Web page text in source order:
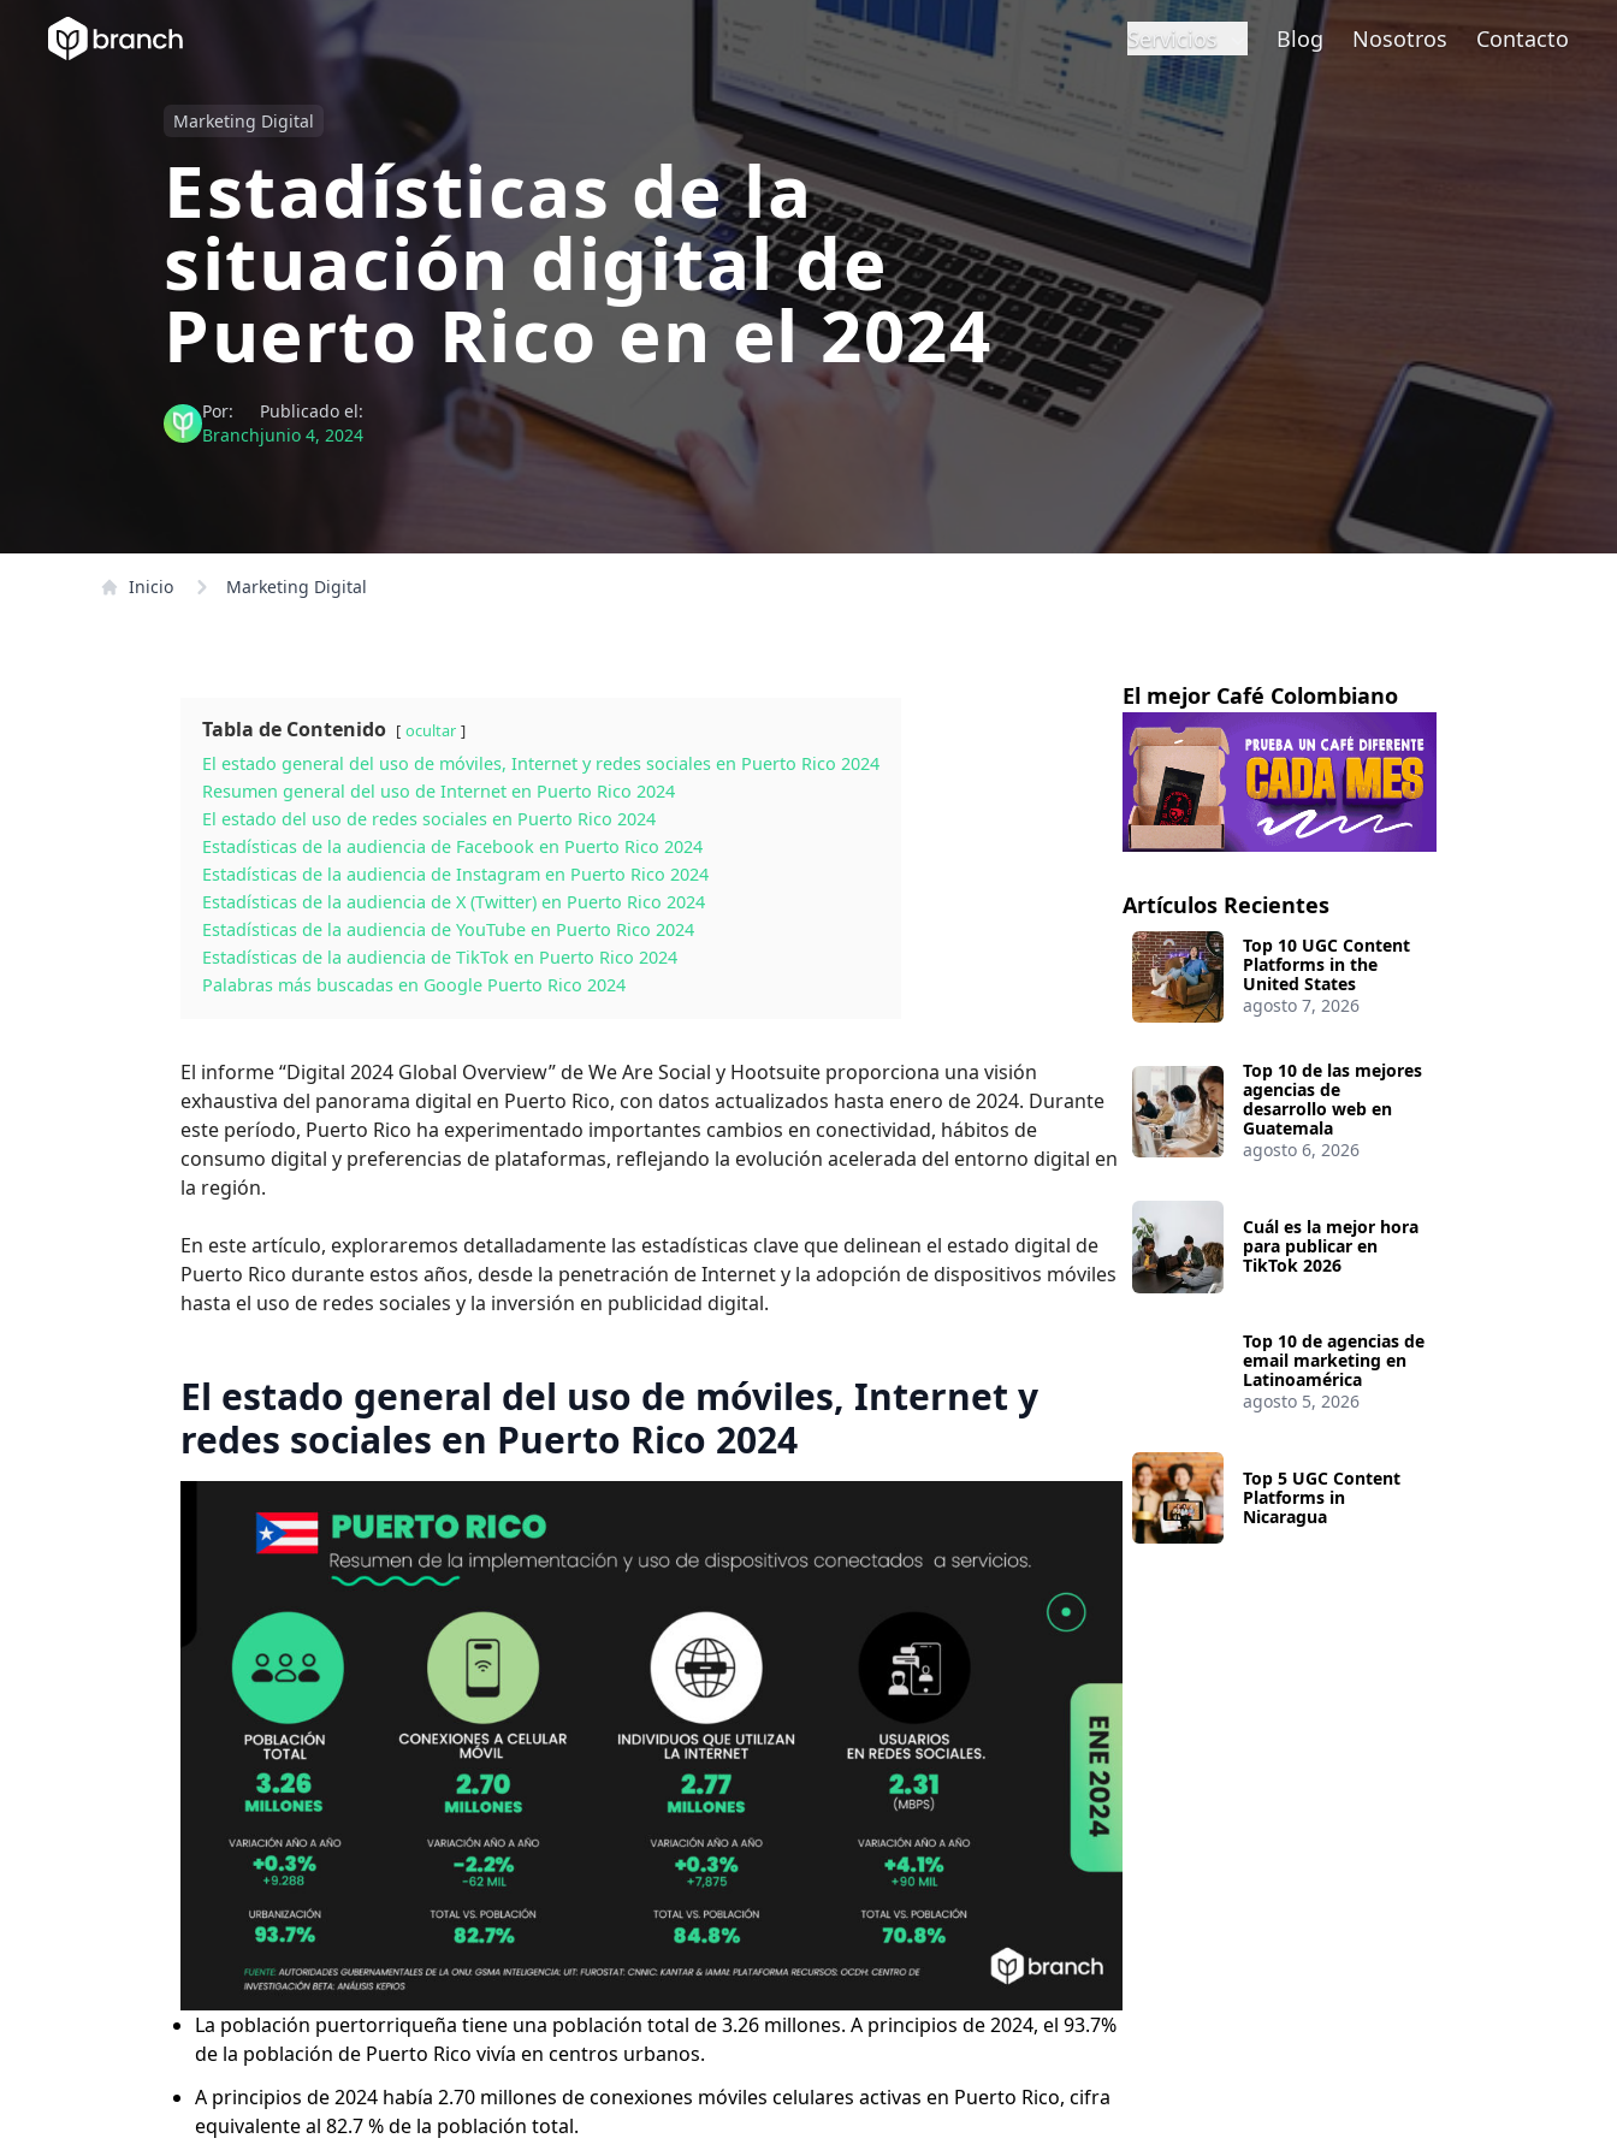
Servicios Blog Nosotros Contacto
Marketing Digital
Estadísticas de la
situación digital de
Puerto Rico en el 2024
Por:
Branch
Publicado el:
junio 4, 2024
Inicio Marketing Digital
Tabla de Contenido ocultar
El estado general del uso de móviles, Internet y redes sociales en Puerto Rico 2024
Resumen general del uso de Internet en Puerto Rico 2024
El estado del uso de redes sociales en Puerto Rico 2024
Estadísticas de la audiencia de Facebook en Puerto Rico 2024
Estadísticas de la audiencia de Instagram en Puerto Rico 2024
Estadísticas de la audiencia de X (Twitter) en Puerto Rico 2024
Estadísticas de la audiencia de YouTube en Puerto Rico 2024
Estadísticas de la audiencia de TikTok en Puerto Rico 2024
Palabras más buscadas en Google Puerto Rico 2024
El informe “Digital 2024 Global Overview” de We Are Social y Hootsuite proporciona una visión
exhaustiva del panorama digital en Puerto Rico, con datos actualizados hasta enero de 2024. Durante
este período, Puerto Rico ha experimentado importantes cambios en conectividad, hábitos de
consumo digital y preferencias de plataformas, reflejando la evolución acelerada del entorno digital en
la región.
En este artículo, exploraremos detalladamente las estadísticas clave que delinean el estado digital de
Puerto Rico durante estos años, desde la penetración de Internet y la adopción de dispositivos móviles
hasta el uso de redes sociales y la inversión en publicidad digital.
El estado general del uso de móviles, Internet y
redes sociales en Puerto Rico 2024
La población puertorriqueña tiene una población total de 3.26 millones. A principios de 2024, el 93.7%
de la población de Puerto Rico vivía en centros urbanos.
A principios de 2024 había 2.70 millones de conexiones móviles celulares activas en Puerto Rico, cifra
equivalente al 82.7 % de la población total.
El mejor Café Colombiano
Artículos Recientes
Top 10 UGC Content
Platforms in the
United States
agosto 7, 2026
Top 10 de las mejores
agencias de
desarrollo web en
Guatemala
agosto 6, 2026
Cuál es la mejor hora
para publicar en
TikTok 2026
Top 10 de agencias de
email marketing en
Latinoamérica
agosto 5, 2026
Top 5 UGC Content
Platforms in
Nicaragua